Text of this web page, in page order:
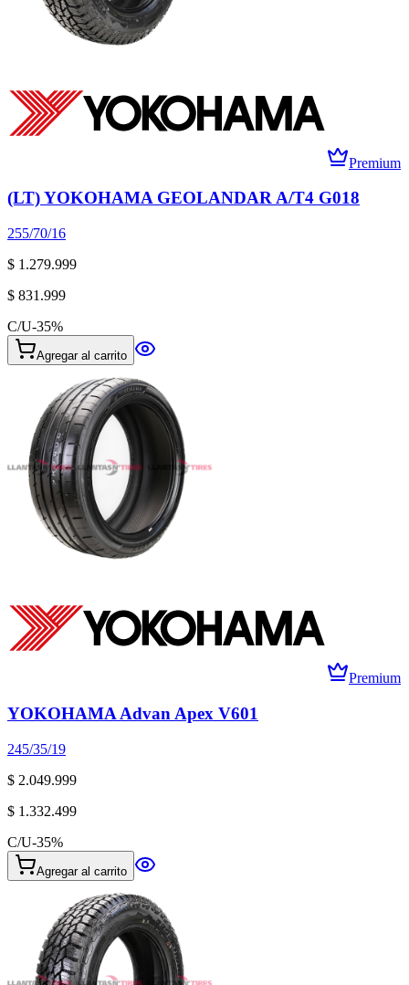
Premium
(LT) YOKOHAMA GEOLANDAR A/T4 G018
255/70/16
$ 1.279.999
$ 831.999
C/U-35%
Agregar al carrito
Premium
YOKOHAMA Advan Apex V601
245/35/19
$ 2.049.999
$ 1.332.499
C/U-35%
Agregar al carrito